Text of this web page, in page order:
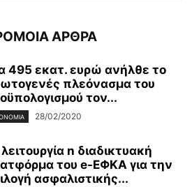
ΑΡΘΡΑ
495 εκατ. ευρώ ανήλθε το
πλεόνασμα του
τον...
28/02/2020
n διαδικτυακή
του e-ΕΦΚΑ για την
ασφαλιστικής...